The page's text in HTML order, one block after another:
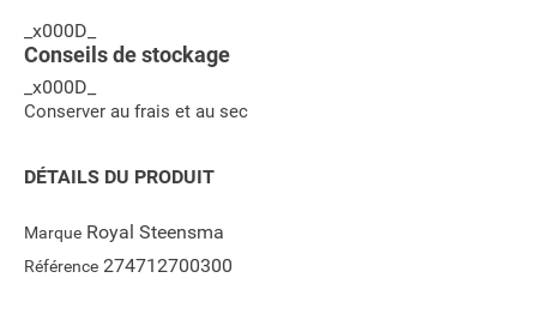
_x000D_
Conseils de stockage
_x000D_
Conserver au frais et au sec
DÉTAILS DU PRODUIT
Marque Royal Steensma
Référence 274712700300